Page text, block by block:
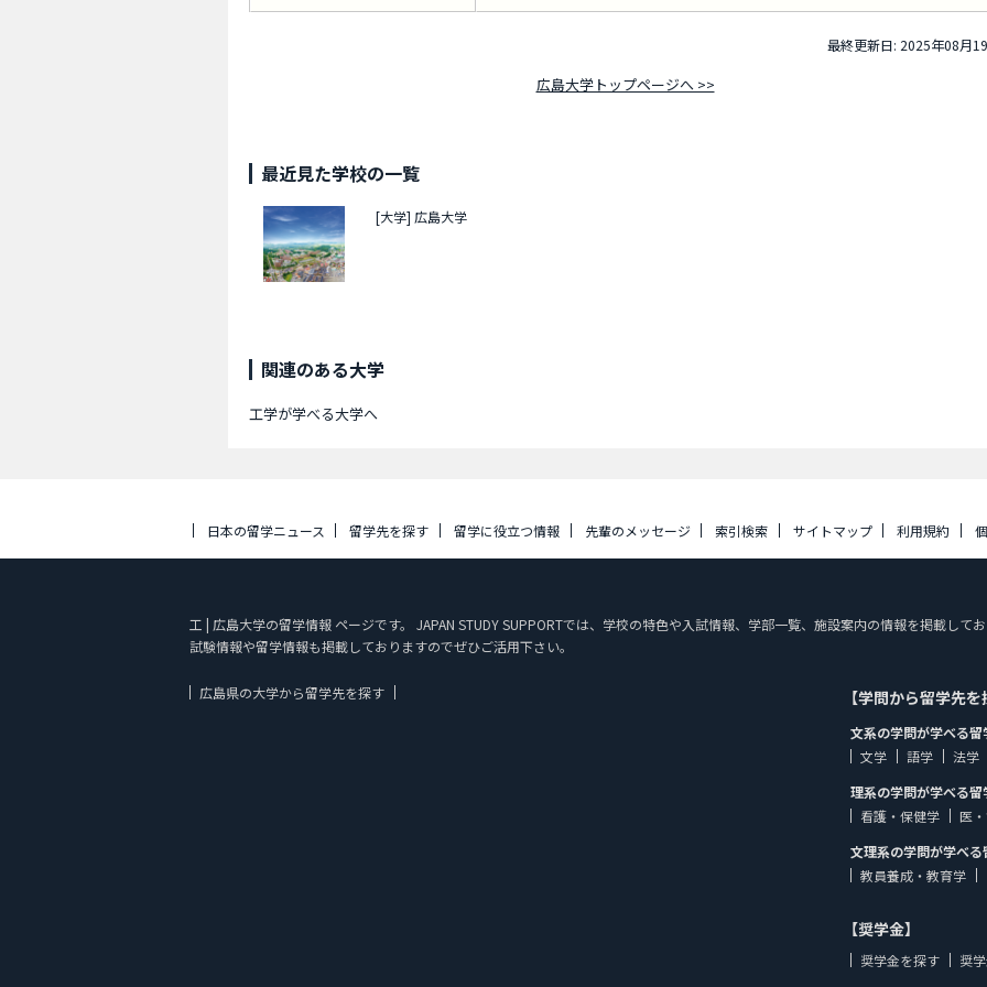
最終更新日: 2025年08月
広島大学トップページへ >>
最近見た学校の一覧
[大学] 広島大学
関連のある大学
工学が学べる大学へ
日本の留学ニュース 留学先を探す 留学に役立つ情報 先輩のメッセージ 索引検索 サイトマップ 利用規約
工 | 広島大学の留学情報 ページです。 JAPAN STUDY SUPPORTでは、学校の特色や入試情報、学部一覧、施設案内の情報を掲載して
試験情報や留学情報も掲載しておりますのでぜひご活用下さい。
広島県の大学から留学先を探す 【学問から留学先
文系の学問が学べる留
文学
語学
法学
理系の学問が学べる留
看護・保健学
医
文理系の学問が学べ
教員養成・教育学
【奨学金】
奨学金を探す 奨